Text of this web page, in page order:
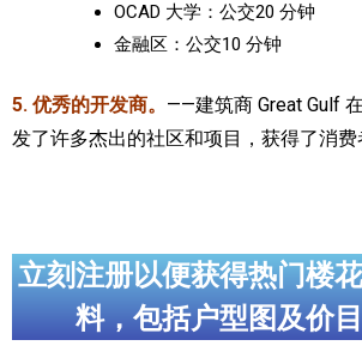
OCAD 大学：公交20 分钟
金融区：公交10 分钟
5. 优秀的开发商。 ——建筑商 Great Gulf
发了许多杰出的社区和项目，获得了消费
立刻注册以便获得热门楼
料，包括户型图及价